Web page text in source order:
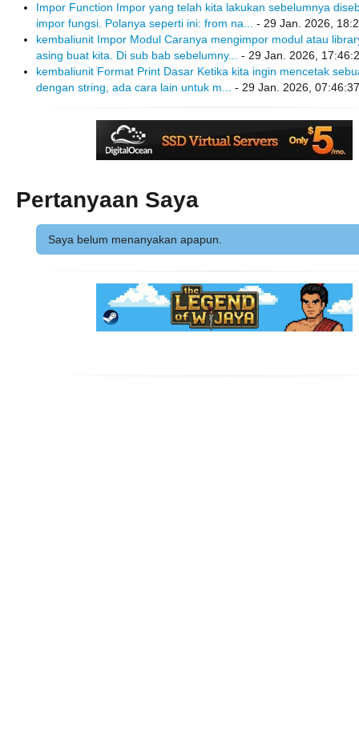
Impor Function Impor yang telah kita lakukan sebelumnya
impor fungsi. Polanya seperti ini: from na... - 29 Jan. 2026,
kembaliunit Impor Modul Caranya mengimpor modul atau
asing buat kita. Di sub bab sebelumny... - 29 Jan. 2026,
kembaliunit Format Print Dasar Ketika kita ingin mencetak
dengan string, ada cara lain untuk m... - 29 Jan. 2026, 07:46:37
Pertanyaan Saya
Saya belum menanyakan apapun.